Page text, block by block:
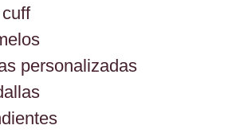
personalizadas